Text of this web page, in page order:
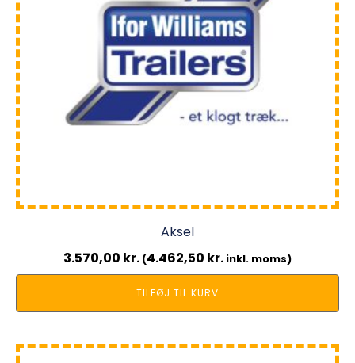
Aksel
3.570,00 kr. (4.462,50 kr. inkl. moms)
TILFØJ TIL KURV